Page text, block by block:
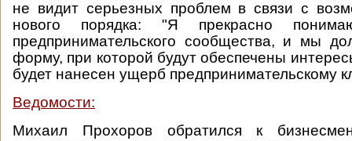
не видит серьезных проблем в связи с
нового порядка: "Я прекрасно
предпринимательского сообщества, и мы
форму, при которой будут обеспечены
будет нанесен ущерб предпринимательскому
Ведомости:
Михаил Прохоров обратился к